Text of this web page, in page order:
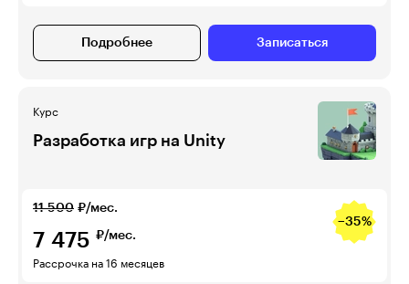
Подробнее Записаться
Курс
Разработка игр на Unity
11 500 ₽/мес.
−35%
7 475 ₽/мес.
Рассрочка на 16 месяцев